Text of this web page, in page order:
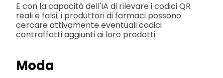
E con la capacità dell'IA di rilevare i codici QR
reali e falsi, i produttori di farmaci possono
cercare attivamente eventuali codici
contraffatti aggiunti ai loro prodotti.
Moda